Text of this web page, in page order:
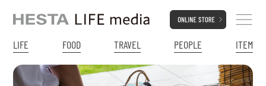
LIFE FOOD TRAVEL PEOPLE ITEM